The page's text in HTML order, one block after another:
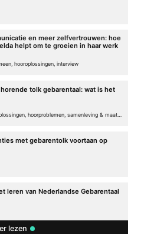
en meer zelfvertrouwen: hoe
helpt om te groeien in haar werk
hooroplossingen, interview
tolk gebarentaal: wat is het
algemeen, hooroplossingen, hoorproblemen, samenleving & maatschappij
met gebarentolk voortaan op
leren van Nederlandse Gebarentaal
lezen